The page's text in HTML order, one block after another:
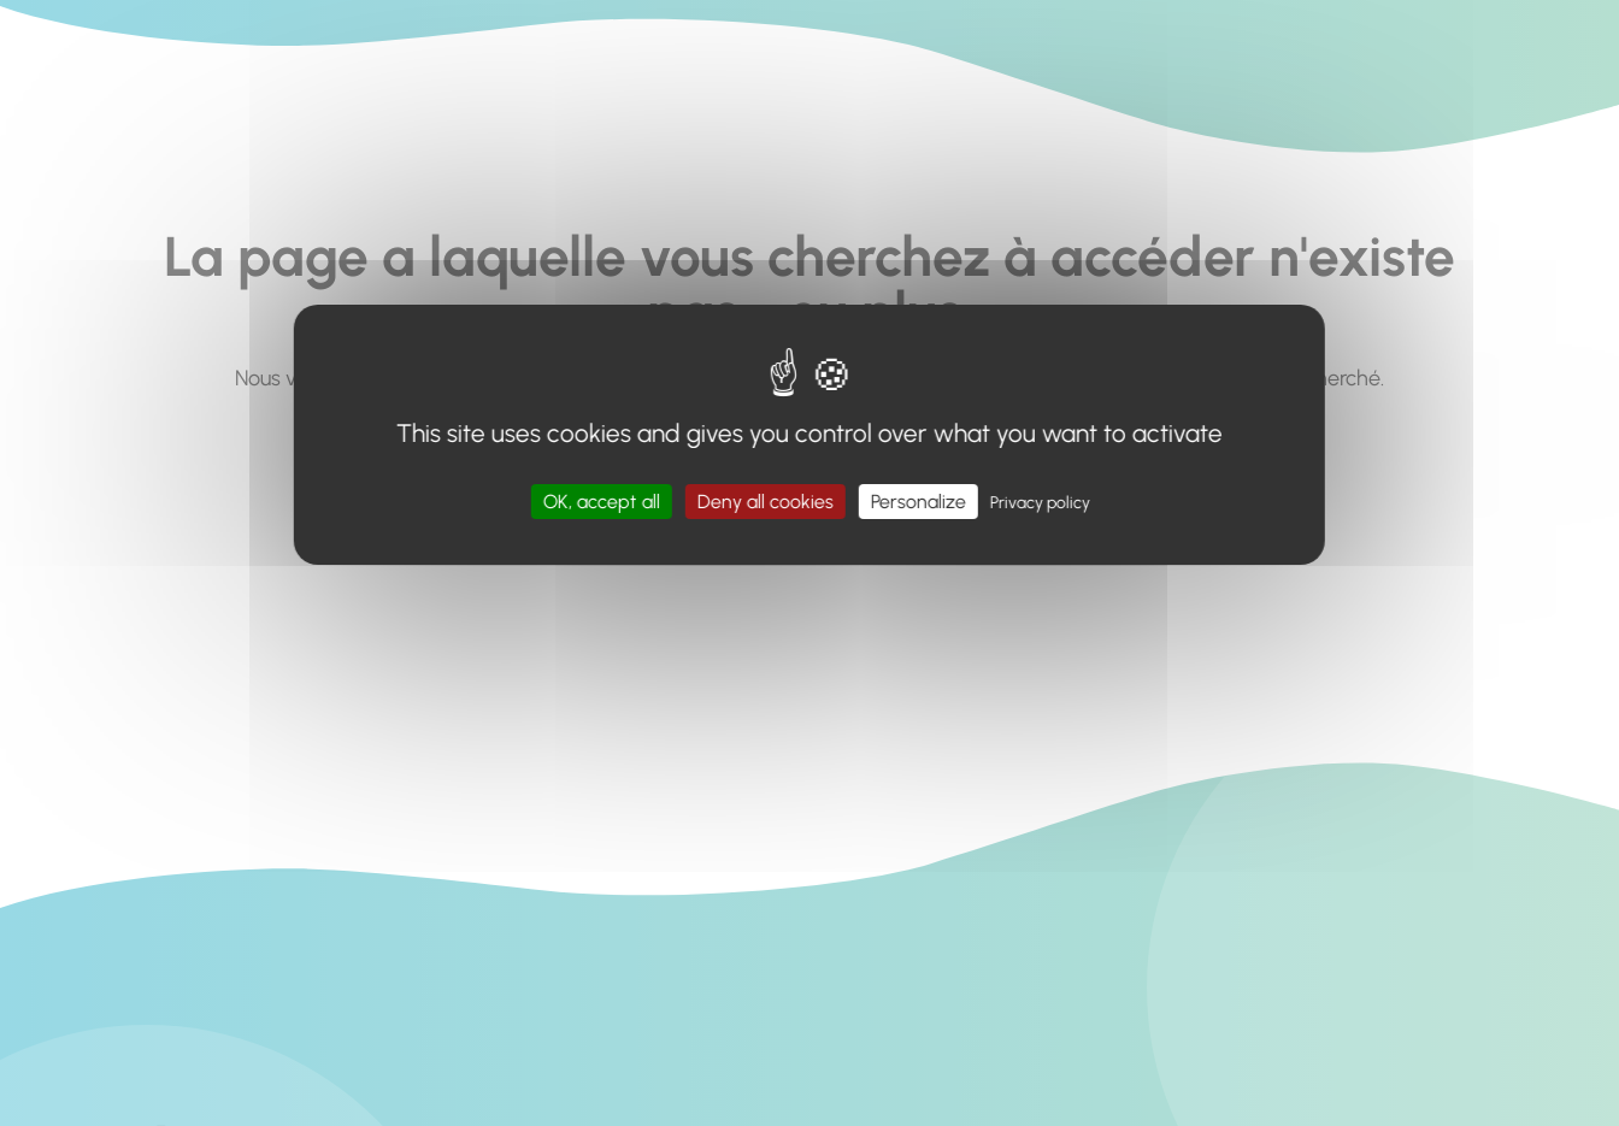
La page a laquelle vous cherchez à accéder n'existe
pas... ou plus.
Nous vous invitons à utiliser le moteur de recherche en haut de page, ou à utiliser le menu pour trouver le contenu recherché.
Retour à l'accueil
This site uses cookies and gives you control over what you want to activate
OK, accept all Deny all cookies Personalize Privacy policy